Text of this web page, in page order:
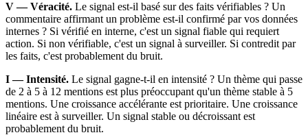
V — Véracité. Le signal est-il basé sur des faits vérifiables ? Un
commentaire affirmant un problème est-il confirmé par vos données
internes ? Si vérifié en interne, c'est un signal fiable qui requiert
action. Si non vérifiable, c'est un signal à surveiller. Si contredit par
les faits, c'est probablement du bruit.
I — Intensité. Le signal gagne-t-il en intensité ? Un thème qui passe
de 2 à 5 à 12 mentions est plus préoccupant qu'un thème stable à 5
mentions. Une croissance accélérante est prioritaire. Une croissance
linéaire est à surveiller. Un signal stable ou décroissant est
probablement du bruit.